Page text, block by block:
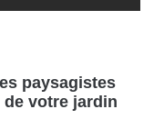
paysagistes
votre jardin